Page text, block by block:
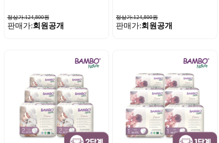
정상가:124,800원
판매가:회원공개
정상가:124,800원
판매가:회원공개